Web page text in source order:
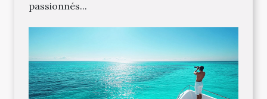
passionnés...